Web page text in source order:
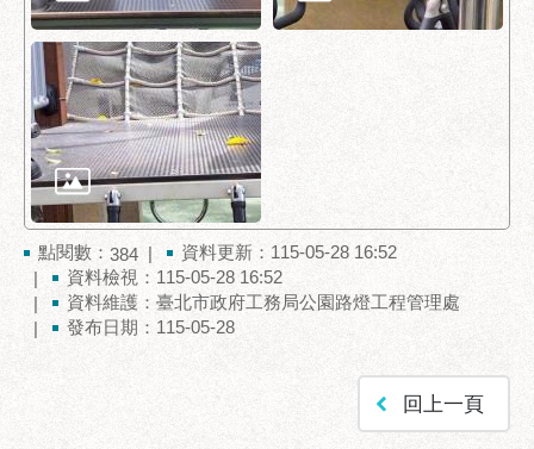
點閱數： 384
資料更新：115-05-28 16:52
資料檢視：115-05-28 16:52
資料維護：臺北市政府工務局公園路燈工程管理處
發布日期：115-05-28
回上一頁